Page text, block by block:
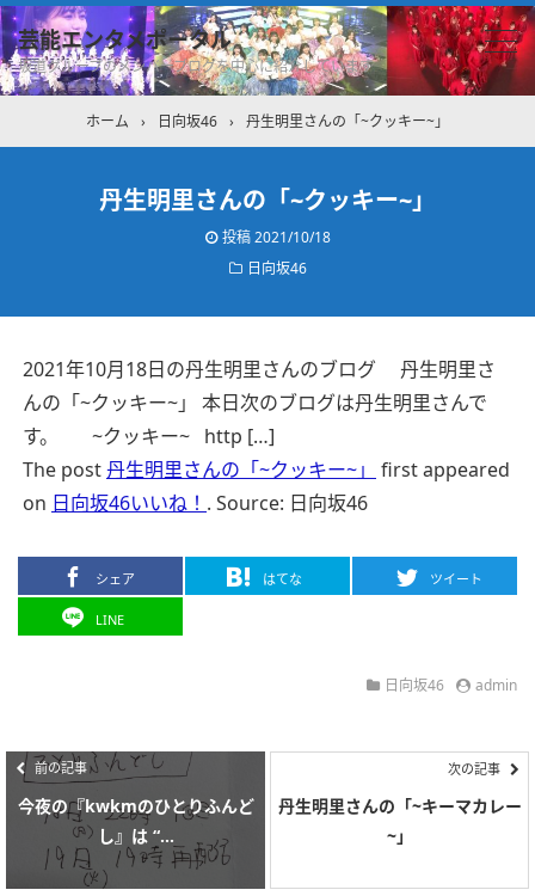
芸能エンタメポータル
坂道グループのメンバーブログを中心に紹介しています
ホーム › 日向坂46 › 丹生明里さんの「~クッキー~」
丹生明里さんの「~クッキー~」
投稿2021/10/18
日向坂46
2021年10月18日の丹生明里さんのブログ 丹生明里さ
んの「~クッキー~」 本日次のブログは丹生明里さんで
す。 ~クッキー~ http […]
The post丹生明里さんの「~クッキー~」
first appeared
on 日向坂46いいね！ . Source: 日向坂46
シェア はてな ツイート
LINE
日向坂46 admin
前の記事
今夜の『kwkmのひとりふんど
し』は “...
次の記事
丹生明里さんの「~キーマカレー
~」